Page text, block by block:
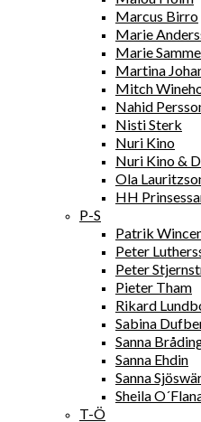
Marcus Birro
Marie
Marie
Martina
Mitch
Nahid
Nisti Sterk
Nuri Kino
Nuri Kino &
Ola
HH
P-S
Patrik
Peter
Peter
Pieter Tham
Rikard
Sabina
Sanna
Sanna Ehdin
Sanna
Sheila
T-Ö